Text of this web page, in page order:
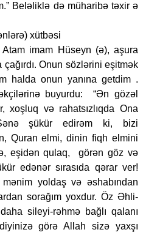
Beləliklə də müharibə təxir ə
xütbəsi
imam Hüseyn (ə), aşura
çağırdı. Onun sözlərini eşitmək
halda onun yanına getdim .
buyurdu: “Ən gözəl
xoşluq və rahatsızlıqda Ona
şükür edirəm ki, bizi
Quran elmi, dinin fiqh elmini
eşidən qulaq, görən göz və
edənər sırasıda qərar ver!
yoldaş və əshabından
sorağım yoxdur. Öz Əhli-
sileyi-rəhmə bağlı qalanı
görə Allah sizə yaxşı